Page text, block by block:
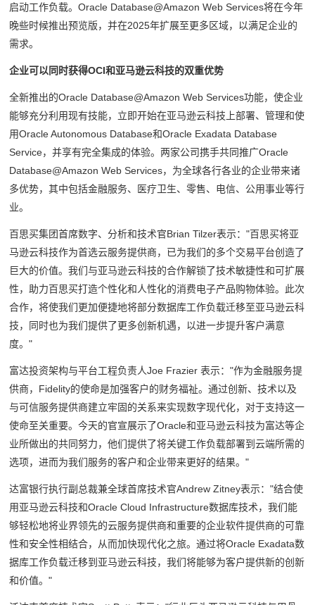
启动工作负载。Oracle Database@Amazon Web Services将在今年
晚些时候推出预览版，并在2025年扩展至更多区域，以满足企业的
需求。
企业可以同时获得OCI和亚马逊云科技的双重优势
全新推出的Oracle Database@Amazon Web Services功能，使企业
能够充分利用现有技能，立即开始在亚马逊云科技上部署、管理和使
用Oracle Autonomous Database和Oracle Exadata Database
Service，并享有完全集成的体验。两家公司携手共同推广Oracle
Database@Amazon Web Services，为全球各行各业的企业带来诸
多优势，其中包括金融服务、医疗卫生、零售、电信、公用事业等行
业。
百思买集团首席数字、分析和技术官Brian Tilzer表示："百思买将亚
马逊云科技作为首选云服务提供商，已为我们的多个交易平台创造了
巨大的价值。我们与亚马逊云科技的合作解锁了技术敏捷性和可扩展
性，助力百思买打造个性化和人性化的消费电子产品购物体验。此次
合作，将使我们更加便捷地将部分数据库工作负载迁移至亚马逊云科
技，同时也为我们提供了更多创新机遇，以进一步提升客户满意
度。"
富达投资架构与平台工程负责人Joe Frazier 表示："作为金融服务提
供商，Fidelity的使命是加强客户的财务福祉。通过创新、技术以及
与可信服务提供商建立牢固的关系来实现数字现代化，对于支持这一
使命至关重要。今天的官宣展示了Oracle和亚马逊云科技为富达等企
业所做出的共同努力，他们提供了将关键工作负载部署到云端所需的
选项，进而为我们服务的客户和企业带来更好的结果。"
达富银行执行副总裁兼全球首席技术官Andrew Zitney表示："结合使
用亚马逊云科技和Oracle Cloud Infrastructure数据库技术，我们能
够轻松地将业界领先的云服务提供商和重要的企业软件提供商的可靠
性和安全性相结合，从而加快现代化之旅。通过将Oracle Exadata数
据库工作负载迁移到亚马逊云科技，我们将能够为客户提供新的创新
和价值。"